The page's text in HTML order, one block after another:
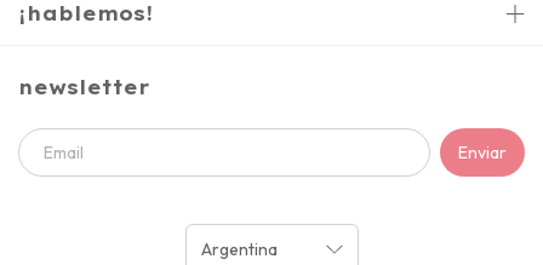
¡hablemos!
newsletter